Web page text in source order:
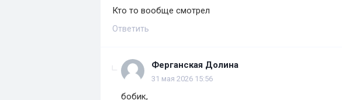
Кто то вообще смотрел
Ответить
Ферганская Долина
31 мая 2026 15:56
бобик,